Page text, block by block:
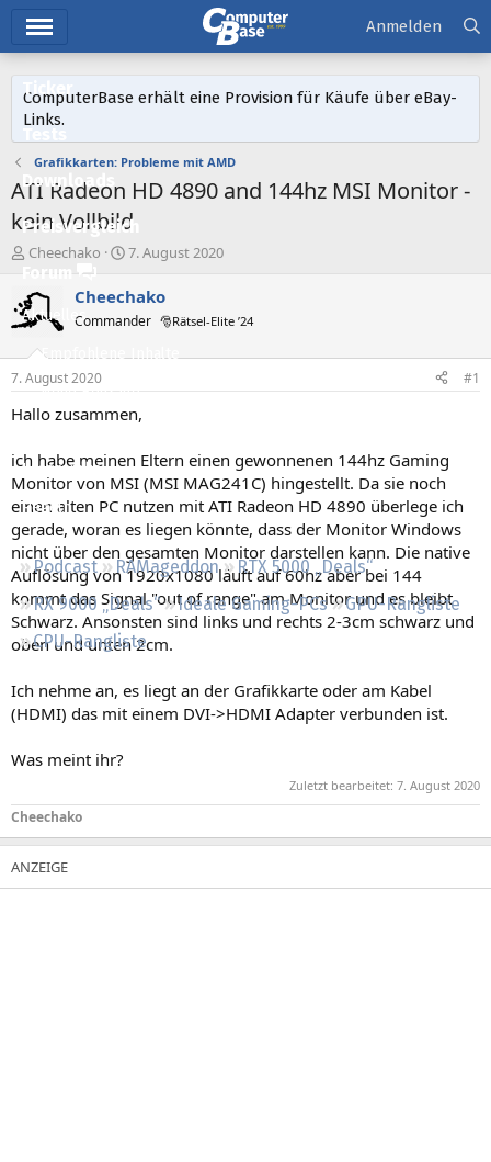
Ticker
Downloads
Preisvergleich
Forum
Aktuelles
Empfohlene Inhalte
Neue Beiträge
Leserartikel
Regeln
Podcast RAMageddon
RTX 5000 „Deals“
RX 9000 „Deals“
Ideale Gaming-PCs
GPU-Rangliste
CPU-Rangliste
Anmelden
ComputerBase erhält eine Provision für Käufe über eBay-
Links.
Grafikkarten: Probleme mit AMD
ATI Radeon HD 4890 and 144hz MSI Monitor -
kein Vollbild
E
r
s
t
e
l
e
r
Cheechako
E
s
e
t
a
m
7. August 2020
Cheechako
Commander 🎅Rätsel-Elite ’24
7. August 2020 #1
Hallo zusammen,
ich habe meinen Eltern einen gewonnenen 144hz Gaming
Monitor von MSI (MSI MAG241C) hingestellt. Da sie noch
einen alten PC nutzen mit ATI Radeon HD 4890 überlege ich
gerade, woran es liegen könnte, dass der Monitor Windows
nicht über den gesamten Monitor darstellen kann. Die native
Auflösung von 1920x1080 läuft auf 60hz aber bei 144
kommt das Signal "out of range" am Monitor und es bleibt
Schwarz. Ansonsten sind links und rechts 2-3cm schwarz und
oben und unten 2cm.
Ich nehme an, es liegt an der Grafikkarte oder am Kabel
(HDMI) das mit einem DVI->HDMI Adapter verbunden ist.
Was meint ihr?
Zuletzt bearbeitet: 7. August 2020
Cheechako